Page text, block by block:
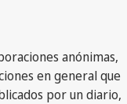
anónimas,
en general que
por un diario,